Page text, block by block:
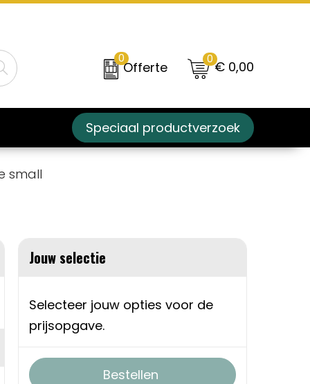
0
Offerte 0€ 0,00
Speciaal productverzoek
small
Jouw selectie
Selecteer jouw opties voor de
prijsopgave.
Bestellen